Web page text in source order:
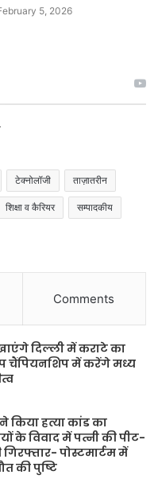
5, 2026
टेक्नोलॉजी ताज़ातरीन
शिक्षा व कैरियर सम्पादकीय
Comments
दिल्ली में कराटे का
चैंपियनशिप में करेंगे मध्य
किया हत्या कांड का
के विवाद में पत्नी की पीट-
गिरफ्तार- पोस्टमार्टम में
की पुष्टि